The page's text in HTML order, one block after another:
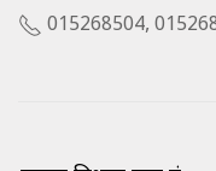
015268504,